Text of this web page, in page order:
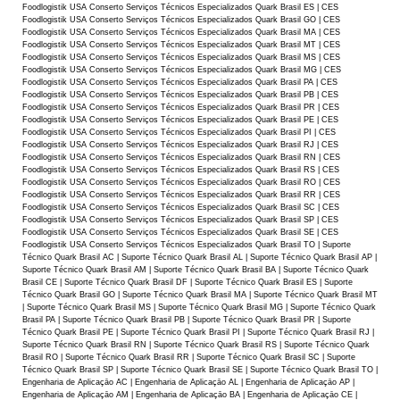
Foodlogistik USA Conserto Serviços Técnicos Especializados Quark Brasil ES | CES
Foodlogistik USA Conserto Serviços Técnicos Especializados Quark Brasil GO | CES
Foodlogistik USA Conserto Serviços Técnicos Especializados Quark Brasil MA | CES
Foodlogistik USA Conserto Serviços Técnicos Especializados Quark Brasil MT | CES
Foodlogistik USA Conserto Serviços Técnicos Especializados Quark Brasil MS | CES
Foodlogistik USA Conserto Serviços Técnicos Especializados Quark Brasil MG | CES
Foodlogistik USA Conserto Serviços Técnicos Especializados Quark Brasil PA | CES
Foodlogistik USA Conserto Serviços Técnicos Especializados Quark Brasil PB | CES
Foodlogistik USA Conserto Serviços Técnicos Especializados Quark Brasil PR | CES
Foodlogistik USA Conserto Serviços Técnicos Especializados Quark Brasil PE | CES
Foodlogistik USA Conserto Serviços Técnicos Especializados Quark Brasil PI | CES
Foodlogistik USA Conserto Serviços Técnicos Especializados Quark Brasil RJ | CES
Foodlogistik USA Conserto Serviços Técnicos Especializados Quark Brasil RN | CES
Foodlogistik USA Conserto Serviços Técnicos Especializados Quark Brasil RS | CES
Foodlogistik USA Conserto Serviços Técnicos Especializados Quark Brasil RO | CES
Foodlogistik USA Conserto Serviços Técnicos Especializados Quark Brasil RR | CES
Foodlogistik USA Conserto Serviços Técnicos Especializados Quark Brasil SC | CES
Foodlogistik USA Conserto Serviços Técnicos Especializados Quark Brasil SP | CES
Foodlogistik USA Conserto Serviços Técnicos Especializados Quark Brasil SE | CES
Foodlogistik USA Conserto Serviços Técnicos Especializados Quark Brasil TO | Suporte
Técnico Quark Brasil AC | Suporte Técnico Quark Brasil AL | Suporte Técnico Quark Brasil AP |
Suporte Técnico Quark Brasil AM | Suporte Técnico Quark Brasil BA | Suporte Técnico Quark
Brasil CE | Suporte Técnico Quark Brasil DF | Suporte Técnico Quark Brasil ES | Suporte
Técnico Quark Brasil GO | Suporte Técnico Quark Brasil MA | Suporte Técnico Quark Brasil MT
| Suporte Técnico Quark Brasil MS | Suporte Técnico Quark Brasil MG | Suporte Técnico Quark
Brasil PA | Suporte Técnico Quark Brasil PB | Suporte Técnico Quark Brasil PR | Suporte
Técnico Quark Brasil PE | Suporte Técnico Quark Brasil PI | Suporte Técnico Quark Brasil RJ |
Suporte Técnico Quark Brasil RN | Suporte Técnico Quark Brasil RS | Suporte Técnico Quark
Brasil RO | Suporte Técnico Quark Brasil RR | Suporte Técnico Quark Brasil SC | Suporte
Técnico Quark Brasil SP | Suporte Técnico Quark Brasil SE | Suporte Técnico Quark Brasil TO |
Engenharia de Aplicaçāo AC | Engenharia de Aplicaçāo AL | Engenharia de Aplicaçāo AP |
Engenharia de Aplicaçāo AM | Engenharia de Aplicaçāo BA | Engenharia de Aplicaçāo CE |